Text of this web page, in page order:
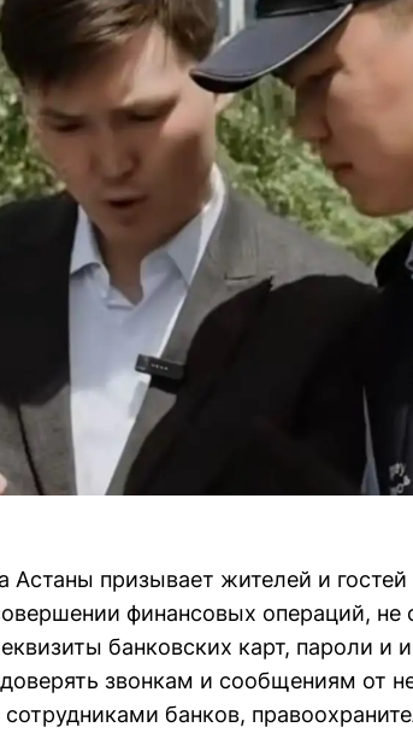
Астаны призывает жителей и
финансовых операций,
банковских карт, пароли и
звонкам и сообщениям от
банков,